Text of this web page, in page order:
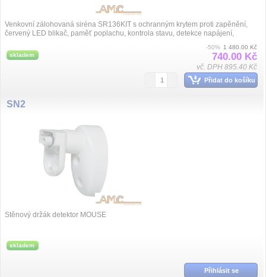
Venkovní zálohovaná siréna SR136KIT s ochranným krytem proti zapěnění,
červený LED blikač, paměť poplachu, kontrola stavu, detekce napájení,
skladem
-50% 1 480.00 Kč
740.00 Kč
vč. DPH 895.40 Kč
Přidat do košíku
SN2
Stěnový držák detektor MOUSE
skladem
Přihlásit se